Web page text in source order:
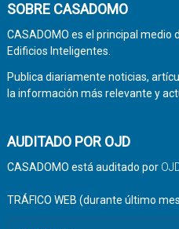
SOBRE CASADOMO
CASADOMO es el principal medio
Edificios Inteligentes.
Publica diariamente noticias,
la información más relevante y
AUDITADO POR OJD
CASADOMO está auditado por
TRÁFICO WEB (durante último